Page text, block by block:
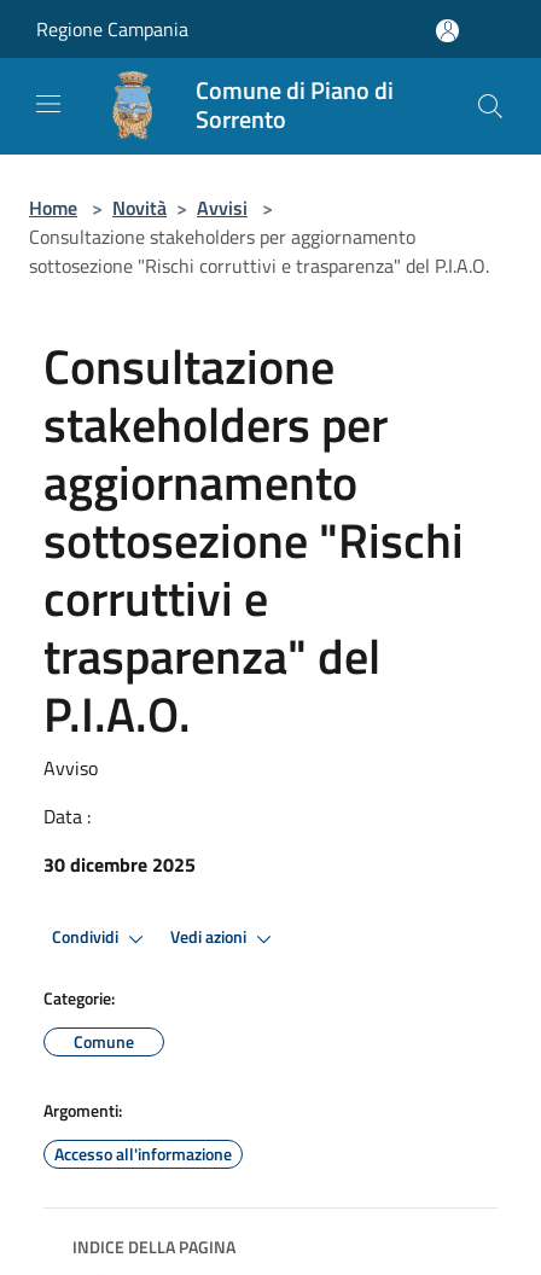
Regione Campania
Comune di Piano di
Sorrento
Home > Novità > Avvisi >
Consultazione stakeholders per aggiornamento
sottosezione "Rischi corruttivi e trasparenza" del P.I.A.O.
Consultazione
stakeholders per
aggiornamento
sottosezione "Rischi
corruttivi e
trasparenza" del
P.I.A.O.
Avviso
Data :
30 dicembre 2025
Condividi Vedi azioni
Categorie:
Comune
Argomenti:
Accesso all'informazione
INDICE DELLA PAGINA